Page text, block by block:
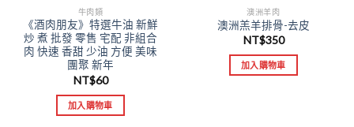
牛肉類
《酒肉朋友》特選牛油 新鮮
炒 煮 批發 零售 宅配 非組合
肉 快速 香甜 少油 方便 美味
團聚 新年
NT$60
加入購物車
澳洲羊肉
澳洲羔羊排骨-去皮
NT$350
加入購物車